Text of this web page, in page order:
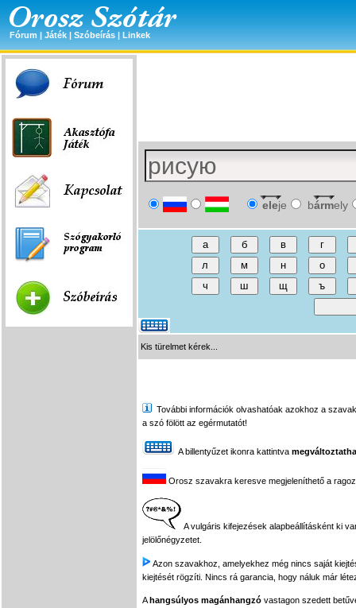
Fórum | Játék | Szóbeírás | Linkek
eleje bármely
Kis türelmet kérek...
További információk olvashatóak azokhoz a
a szó fölött az egérmutatót!
A billentyűzet ikonra kattintva
Orosz szavakra keresve megjeleníthető a
A vulgáris kifejezések alapbeállításként ki
jelölőnégyzetet.
Azon szavakhoz, amelyekhez még nincs saját
kiejtését rögzíti. Nincs rá garancia, hogy náluk már
Ahangsúlyos magánhangzó vastagon szedett